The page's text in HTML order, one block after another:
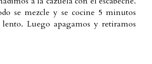
se mezcle y se cocine 5 minutos
Luego apagamos y retiramos